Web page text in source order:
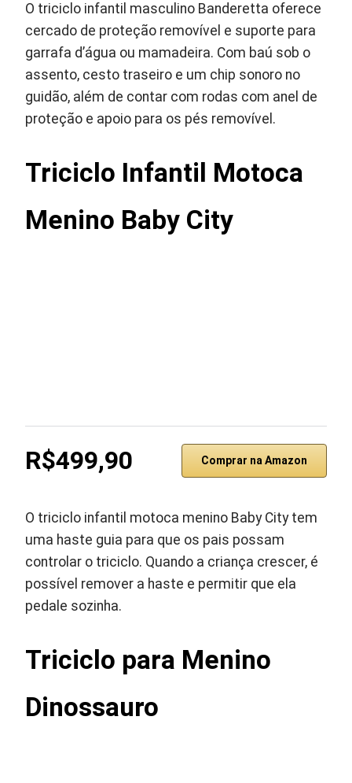
O triciclo infantil masculino Banderetta oferece
cercado de proteção removível e suporte para
garrafa d’água ou mamadeira. Com baú sob o
assento, cesto traseiro e um chip sonoro no
guidão, além de contar com rodas com anel de
proteção e apoio para os pés removível.
Triciclo Infantil Motoca
Menino Baby City
R$499,90 Comprar na Amazon
O triciclo infantil motoca menino Baby City tem
uma haste guia para que os pais possam
controlar o triciclo. Quando a criança crescer, é
possível remover a haste e permitir que ela
pedale sozinha.
Triciclo para Menino
Dinossauro